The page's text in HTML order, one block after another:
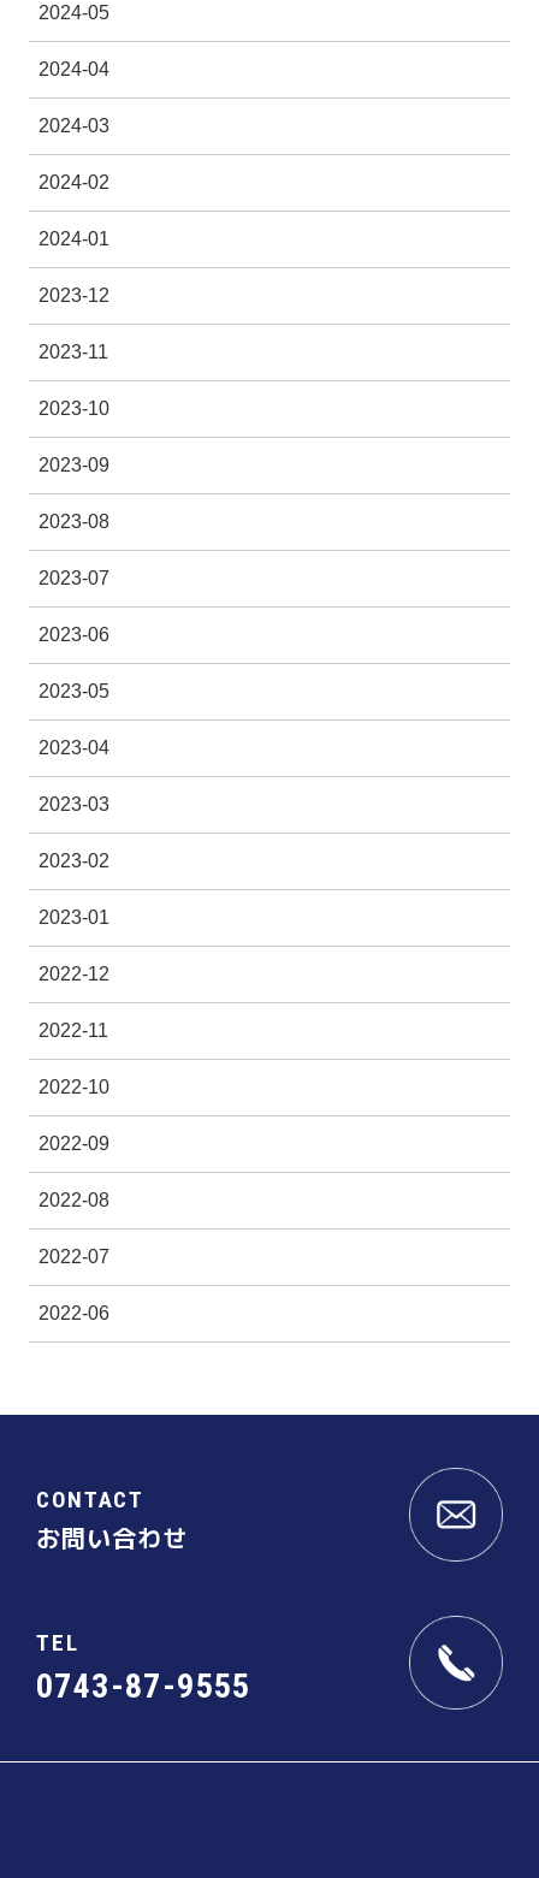
2024-05
2024-04
2024-03
2024-02
2024-01
2023-12
2023-11
2023-10
2023-09
2023-08
2023-07
2023-06
2023-05
2023-04
2023-03
2023-02
2023-01
2022-12
2022-11
2022-10
2022-09
2022-08
2022-07
2022-06
CONTACT
お問い合わせ
TEL
0743-87-9555